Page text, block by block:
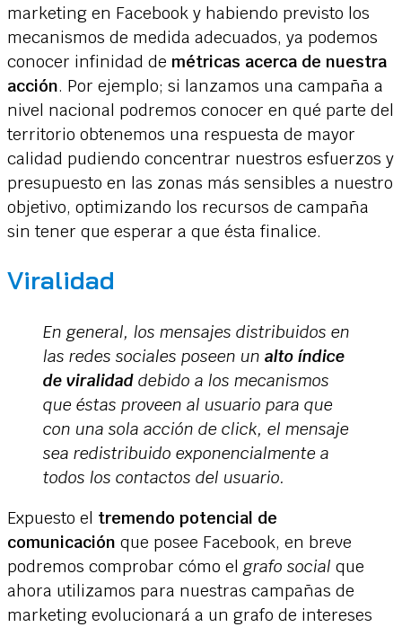
marketing en Facebook y habiendo previsto los
mecanismos de medida adecuados, ya podemos
conocer infinidad de métricas acerca de nuestra
acción. Por ejemplo; si lanzamos una campaña a
nivel nacional podremos conocer en qué parte del
territorio obtenemos una respuesta de mayor
calidad pudiendo concentrar nuestros esfuerzos y
presupuesto en las zonas más sensibles a nuestro
objetivo, optimizando los recursos de campaña
sin tener que esperar a que ésta finalice.
Viralidad
En general, los mensajes distribuidos en
las redes sociales poseen un alto índice
de viralidad debido a los mecanismos
que éstas proveen al usuario para que
con una sola acción de click, el mensaje
sea redistribuido exponencialmente a
todos los contactos del usuario.
Expuesto el tremendo potencial de
comunicación que posee Facebook, en breve
podremos comprobar cómo el grafo social que
ahora utilizamos para nuestras campañas de
marketing evolucionará a un grafo de intereses